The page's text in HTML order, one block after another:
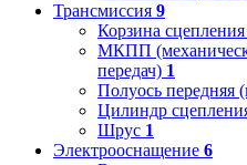
Трансмиссия 9
Корзина сцепления
МКПП
передач) 1
Полуось передняя
Цилиндр
Шрус 1
Электрооснащение 6